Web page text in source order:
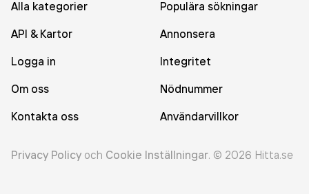
Alla kategorier
Populära sökningar
API & Kartor
Annonsera
Logga in
Integritet
Om oss
Nödnummer
Kontakta oss
Användarvillkor
Privacy Policy och Cookie Inställningar. © 2026 Hitta.se